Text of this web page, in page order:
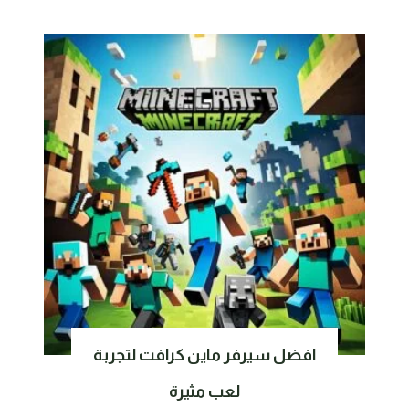
افضل سيرفر ماين كرافت لتجربة
لعب مثيرة